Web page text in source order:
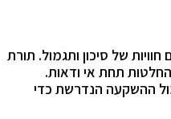
של סיכון ותגמול. תורת
תחת אי ודאות.
ההשקעה הנדרשת כדי